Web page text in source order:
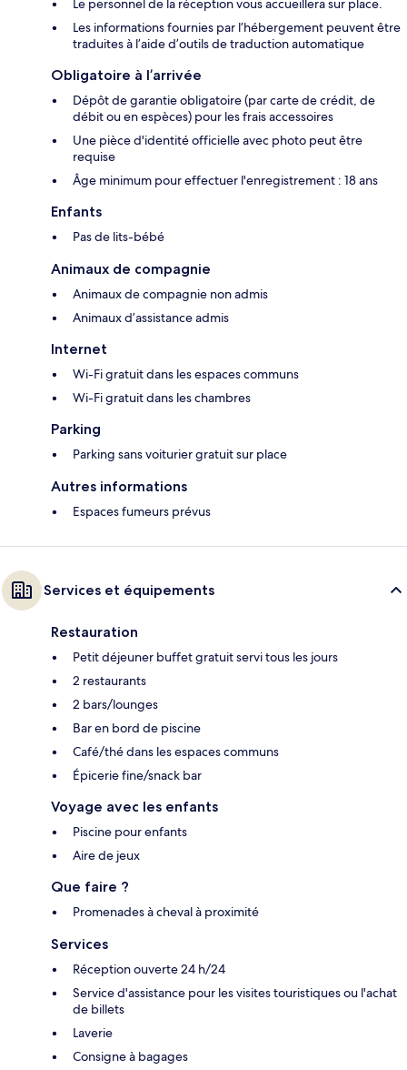
Le personnel de la réception vous accueillera sur place.
Les informations fournies par l’hébergement peuvent être
traduites à l’aide d’outils de traduction automatique
Obligatoire à l’arrivée
Dépôt de garantie obligatoire (par carte de crédit, de
débit ou en espèces) pour les frais accessoires
Une pièce d'identité officielle avec photo peut être
requise
Âge minimum pour effectuer l'enregistrement : 18 ans
Enfants
Pas de lits-bébé
Animaux de compagnie
Animaux de compagnie non admis
Animaux d’assistance admis
Internet
Wi-Fi gratuit dans les espaces communs
Wi-Fi gratuit dans les chambres
Parking
Parking sans voiturier gratuit sur place
Autres informations
Espaces fumeurs prévus
Services et équipements
Restauration
Petit déjeuner buffet gratuit servi tous les jours
2 restaurants
2 bars/lounges
Bar en bord de piscine
Café/thé dans les espaces communs
Épicerie fine/snack bar
Voyage avec les enfants
Piscine pour enfants
Aire de jeux
Que faire ?
Promenades à cheval à proximité
Services
Réception ouverte 24 h/24
Service d'assistance pour les visites touristiques ou l'achat
de billets
Laverie
Consigne à bagages